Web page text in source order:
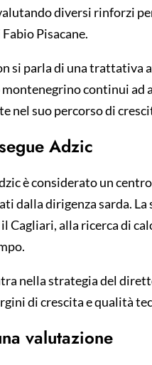
diversi rinforzi
Pisacane.
si parla di una trattativa
continui ad
nel suo percorso di
Adzic
è considerato un
dalla dirigenza sarda.
Cagliari, alla ricerca di
nella strategia del
di crescita e qualità
valutazione